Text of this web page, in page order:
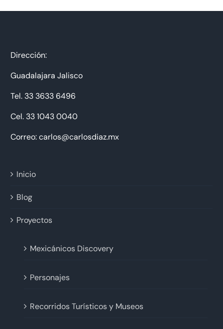
Dirección:
Guadalajara Jalisco
Tel. 33 3633 6496
Cel. 33 1043 0040
Correo: carlos@carlosdiaz.mx
Inicio
Blog
Proyectos
Mexicánicos Discovery
Personajes
Recorridos Turísticos y Museos